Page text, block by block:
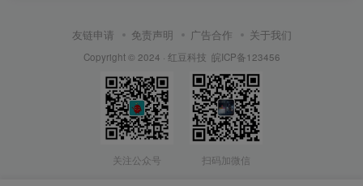
友链申请 免责声明 广告合作 关于我们
Copyright © 2024 · 红豆科技 皖ICP备123456
关注公众号 扫码加微信